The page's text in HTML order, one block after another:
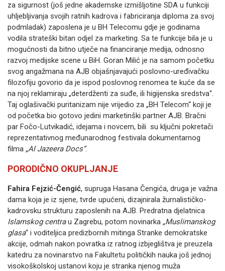
za sigurnost (još jedne akademske izmišljotine SDA u funkciji
uhljebljivanja svojih ratnih kadrova i fabriciranja diploma za svoj
podmladak) zaposlena je u BH Telecomu gdje je godinama
vodila strateški bitan odjel za marketing. Sa te funkcije bila je u
mogućnosti da bitno utječe na financiranje medija, odnosno
razvoj medijske scene u BiH. Goran Milić je na samom početku
svog angažmana na AJB objašnjavajući poslovno-uređivačku
filozofiju govorio da je ispod poslovnog renomea te kuće da se
na njoj reklamiraju „deterdženti za suđe, ili higijenska sredstva“.
Taj oglašivački puritanizam nije vrijedio za „BH Telecom“ koji je
od početka bio gotovo jedini marketinški partner AJB. Bračni
par Fočo-Lutvikadić, idejama i novcem, bili su ključni pokretači
reprezentativnog međunarodnog festivala dokumentarnog
filma „Al Jazeera Docs“.
PORODIČNO OKUPLJANJE
Fahira Fejzić-Čengić, supruga Hasana Čengića, druga je važna
dama koja je iz sjene, tvrde upućeni, dizajnirala žurnalističko-
kadrovsku strukturu zaposlenih na AJB. Predratna djelatnica
Islamskog centrau Zagrebu, potom novinarka „Muslimanskog
glasa“ i voditeljica predizbornih mitinga Stranke demokratske
akcije, odmah nakon povratka iz ratnog izbjeglištva je preuzela
katedru za novinarstvo na Fakultetu političkih nauka još jednoj
visokoškolskoj ustanovi koju je stranka njenog muža